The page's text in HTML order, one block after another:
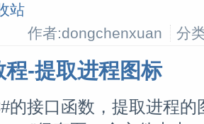
站
作者:dongchenxuan
分
程-提取进程图标
口函数，提取进程的